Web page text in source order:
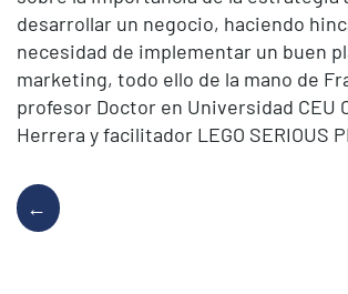
desarrollar un negocio, haciendo
necesidad de implementar un buen
marketing, todo ello de la mano de
profesor Doctor en Universidad CEU
Herrera y facilitador LEGO SERIOUS